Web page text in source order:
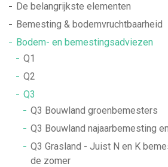
De belangrijkste elementen
Bemesting & bodemvruchtbaarheid
Bodem- en bemestingsadviezen
Q1
Q2
Q3
Q3 Bouwland groenbemesters
Q3 Bouwland najaarbemesting
Q3 Grasland - Juist N en K
de zomer